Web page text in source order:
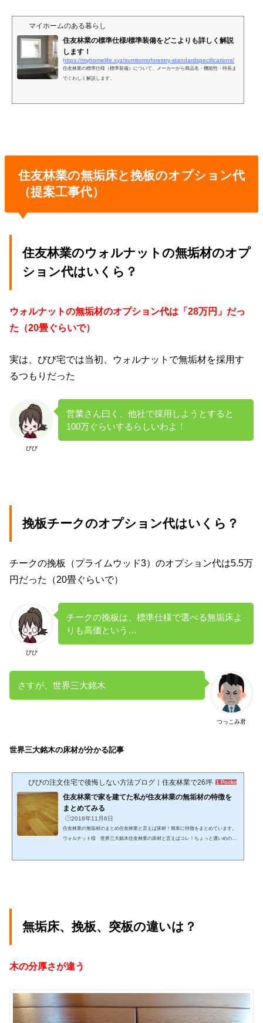
マイホームのある暮らし
住友林業の標準仕様/標準装備をどこよりも詳しく解説
します！
https://myhomelife.xyz/sumitomoforestry-standardspecifications/
住友林業の標準仕様（標準装備）について、メーカーから商品名・機能性・特長ま
でくわしく解説します。
住友林業の無垢床と挽板のオプション代
（提案工事代）
住友林業のウォルナットの無垢材のオプ
ション代はいくら？
ウォルナットの無垢材のオプション代は「28万円」だっ
た（20畳ぐらいで）
実は、びび宅では当初、ウォルナットで無垢材を採用す
るつもりだった
びび
営業さん曰く、他社で採用しようとすると
100万ぐらいするらしいわよ！
挽板チークのオプション代はいくら？
チークの挽板（プライムウッド3）のオプション代は5.5万
円だった（20畳ぐらいで）
びび
チークの挽板は、標準仕様で選べる無垢床よ
りも高価という…
つっこみ君
さすが、世界三大銘木
世界三大銘木の床材が分かる記事
びびの注文住宅で後悔しない方法ブログ｜住友林業で26坪の平屋
1 Pocket
住友林業で家を建てた私が住友林業の無垢材の特徴を
まとめてみる
2018年11月6日
住友林業の無垢材のまとめ住友林業と言えば床材！簡単に特徴をまとめています。
ウォルナット様 世界三大銘木住友林業の床材と言えばコレ！ちょっと濃いめの茶
無垢床、挽板、突板の違いは？
木の分厚さが違う